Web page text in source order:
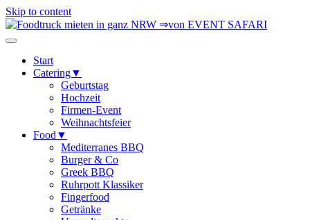
Skip to content
Start
Catering▼
Geburtstag
Hochzeit
Firmen-Event
Weihnachtsfeier
Food▼
Mediterranes BBQ
Burger & Co
Greek BBQ
Ruhrpott Klassiker
Fingerfood
Getränke